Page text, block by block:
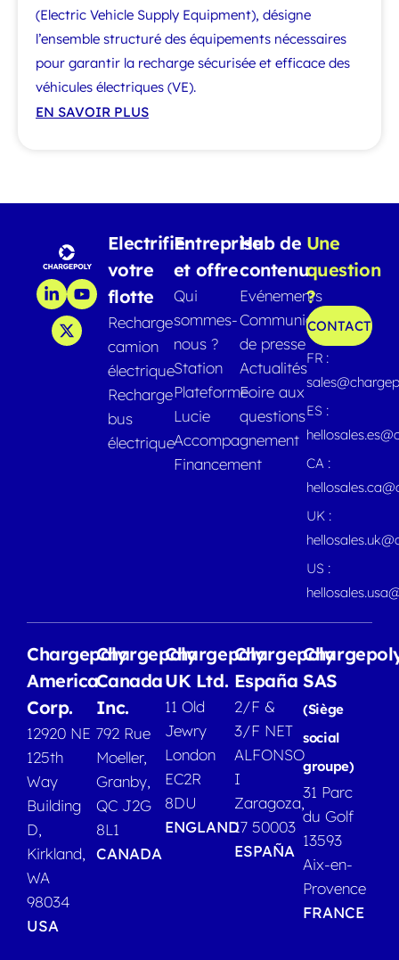
(Electric Vehicle Supply Equipment), désigne
l’ensemble structuré des équipements nécessaires
pour garantir la recharge sécurisée et efficace des
véhicules électriques (VE).
EN SAVOIR PLUS
Electrifier
votre
flotte
Recharge
camion
électrique
Recharge
bus
électrique
Entreprise
et offre
Qui
sommes-
nous ?
Station
Plateforme
Lucie
Accompagnement
Financement
Hub de
contenu
Evénements
Communiqués
de presse
Actualités
Foire aux
questions
Une
question
?
CONTACT
FR :
ES :
CA :
UK :
US :
Chargepoly
America
Corp.
12920 NE
125th
Way
Building
D,
Kirkland,
WA
98034
USA
Chargepoly
Canada
Inc.
792 Rue
Moeller,
Granby,
QC J2G
8L1
CANADA
Chargepoly
UK Ltd.
11 Old
Jewry
London
EC2R
8DU
ENGLAND
Chargepoly
España
2/F &
3/F NET
ALFONSO
I
Zaragoza,
17 50003
ESPAÑA
SAS
(Siège
social
groupe)
31 Parc
du Golf
13593
Aix-en-
Provence
FRANCE